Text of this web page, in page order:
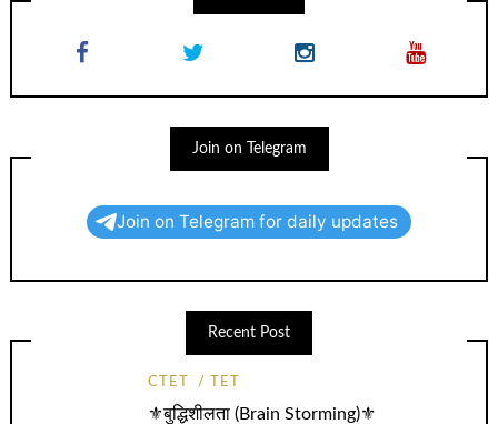
Join on Telegram
Join on Telegram for daily updates
Recent Post
CTET TET
⚜️बुद्धिशीलता (Brain Storming)⚜️